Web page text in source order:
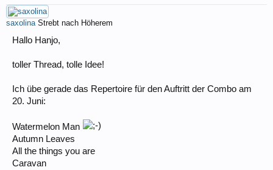
saxolina Strebt nach Höherem
Hallo Hanjo,
toller Thread, tolle Idee!
Ich übe gerade das Repertoire für den Auftritt der Combo am
20. Juni:
Watermelon Man
Autumn Leaves
All the things you are
Caravan